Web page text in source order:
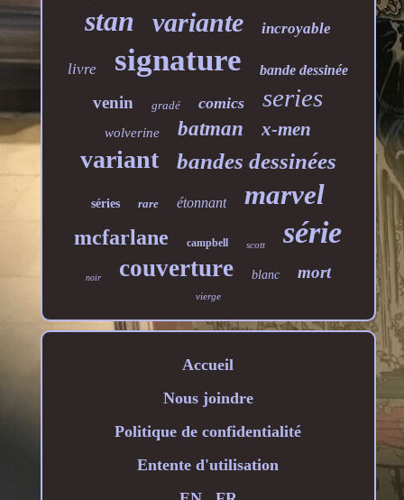
stan variante incroyable
livre signature bande dessinée
venin gradé comics series
wolverine batman x-men
variant bandes dessinées
séries rare étonnant marvel
mcfarlane campbell scott série
noir couverture blanc mort
vierge
Accueil
Nous joindre
Politique de confidentialité
Entente d'utilisation